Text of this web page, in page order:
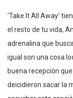
‘Take It All Away’
el resto de tu vida,
adrenalina que
igual son una cosa
buena recepción
deicidieron sacar la